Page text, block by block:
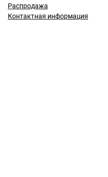
Распродажа
Контактная информация